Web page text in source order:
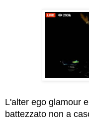
L'alter ego glamour
battezzato non a